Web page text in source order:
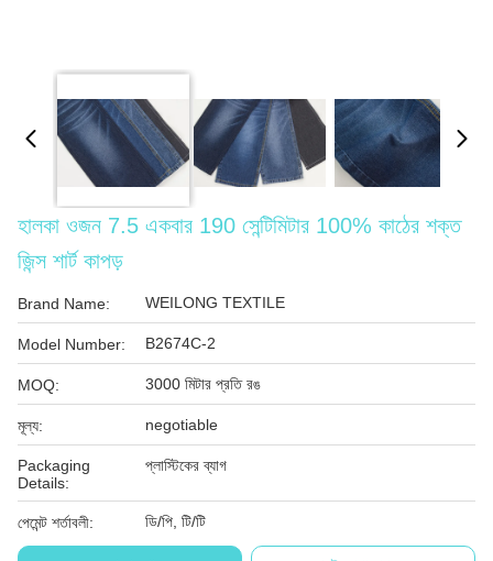
হালকা ওজন 7.5 একবার 190 সেন্টিমিটার 100% কাঠের শক্ত
জিন্স শার্ট কাপড়
Brand Name: WEILONG TEXTILE
Model Number: B2674C-2
MOQ: 3000 মিটার প্রতি রঙ
মূল্য: negotiable
Packaging
Details:
প্লাস্টিকের ব্যাগ
পেমেন্ট শর্তাবলী: ডি/পি, টি/টি